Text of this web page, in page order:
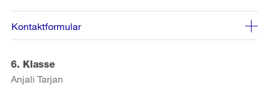
Kontaktformular
6. Klasse
Anjali Tarjan